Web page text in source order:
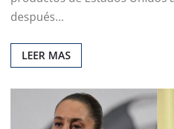
después…
LEER MAS